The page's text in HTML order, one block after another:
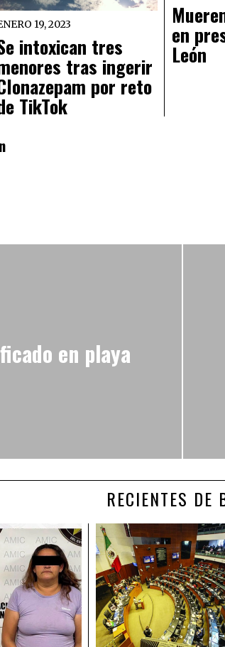
19, 2023
intoxican tres
tras ingerir
por reto
TikTok
en
León
en playa
RECIENTES DE